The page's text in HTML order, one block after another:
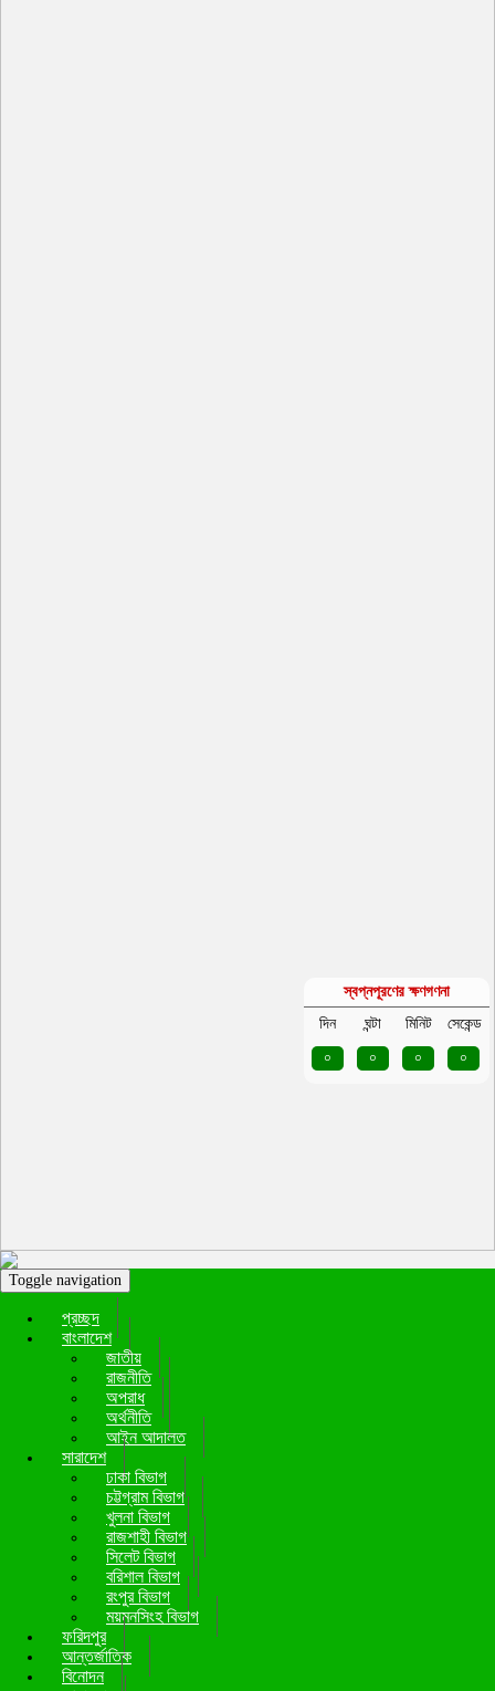
Toggle navigation
প্রচ্ছদ
বাংলাদেশ
জাতীয়
রাজনীতি
অপরাধ
অর্থনীতি
আইন আদালত
সারাদেশ
ঢাকা বিভাগ
চট্টগ্রাম বিভাগ
খুলনা বিভাগ
রাজশাহী বিভাগ
সিলেট বিভাগ
বরিশাল বিভাগ
রংপুর বিভাগ
ময়মনসিংহ বিভাগ
ফরিদপুর
আন্তর্জাতিক
বিনোদন
স্বপ্নপূরণের ক্ষণগণনা
দিন
ঘন্টা মিনিট
সেকেন্ড
০
০ ০ ০